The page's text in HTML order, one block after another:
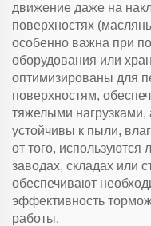
движение даже на
поверхностях
особенно важна при
оборудования или
оптимизированы для
поверхностям,
тяжелыми
устойчивы к пыли,
от того, используются
заводах, складах или
обеспечивают
эффективность
работы.